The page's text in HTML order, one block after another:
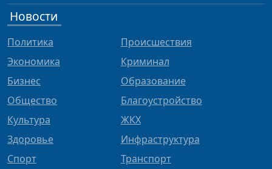
Новости
Политика
Экономика
Бизнес
Общество
Культура
Здоровье
Спорт
Происшествия
Криминал
Образование
Благоустройство
ЖКХ
Инфраструктура
Транспорт